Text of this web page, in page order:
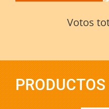
Votos
PRODUCTOS